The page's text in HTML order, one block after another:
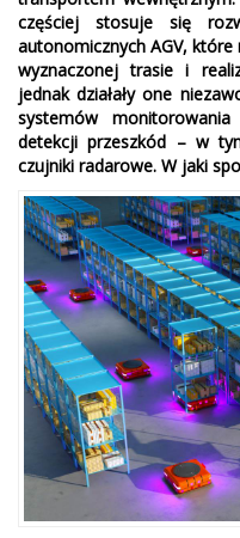
częściej stosuje się
autonomicznych AGV,
wyznaczonej trasie i
jednak działały one
systemów
detekcji przeszkód – w
czujniki radarowe. W jaki